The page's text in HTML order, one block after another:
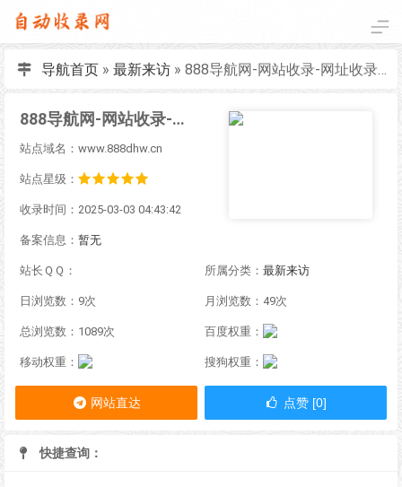
导航首页» 最新来访» 888导航网-网站收录-网址收录-网址导航-收录网站-自助广告系统
888导航网-网站收录-网址收录-网址导航-收录网站-自助广告系统
站点域名：www.888dhw.cn
站点星级：
收录时间：2025-03-03 04:43:42
备案信息： 暂无
站长ＱＱ： 所属分类： 最新来访
日浏览数：9次 月浏览数：49次
总浏览数：1089次 百度权重：
移动权重： 搜狗权重：
网站直达 点赞 [0]
快捷查询：